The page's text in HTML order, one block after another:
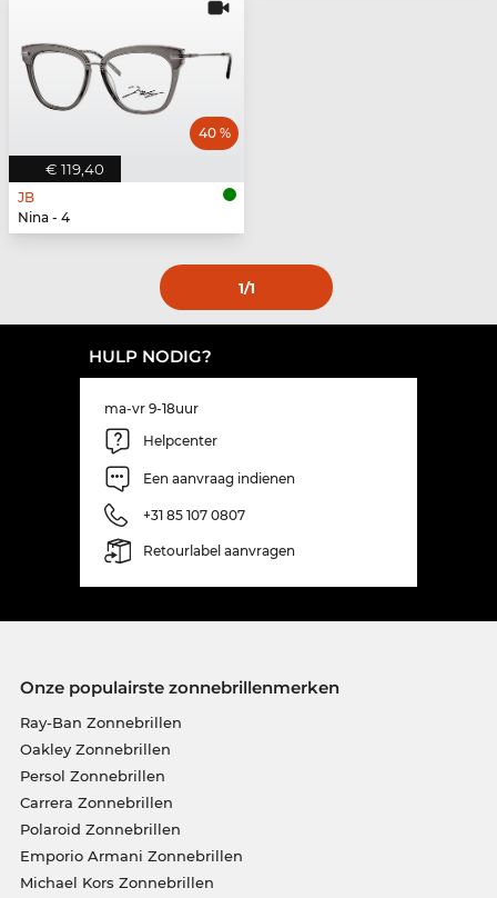
€ 119,40
40 %
JB
Nina - 4
1/1
HULP NODIG?
ma-vr 9-18uur
Helpcenter
Een aanvraag indienen
+31 85 107 0807
Retourlabel aanvragen
Onze populairste zonnebrillenmerken
Ray-Ban Zonnebrillen
Oakley Zonnebrillen
Persol Zonnebrillen
Carrera Zonnebrillen
Polaroid Zonnebrillen
Emporio Armani Zonnebrillen
Michael Kors Zonnebrillen